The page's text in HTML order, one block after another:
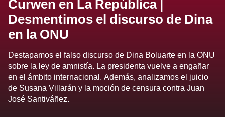
Curwen en La República |
Desmentimos el discurso de Dina
en la ONU
Destapamos el falso discurso de Dina Boluarte en la ONU
sobre la ley de amnistía. La presidenta vuelve a engañar
en el ámbito internacional. Además, analizamos el juicio
de Susana Villarán y la moción de censura contra Juan
José Santiváñez.